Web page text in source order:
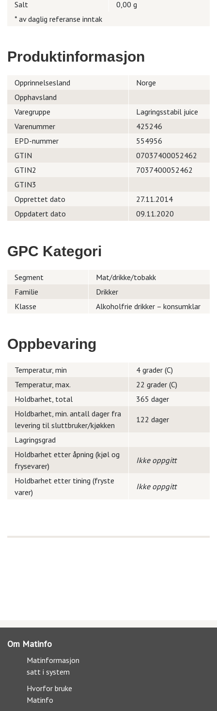
Salt
0,00 g
* av daglig referanse inntak
Produktinformasjon
Opprinnelsesland
Norge
Opphavsland
Varegruppe
Lagringsstabil juice
Varenummer
425246
EPD-nummer
554956
GTIN
07037400052462
GTIN2
7037400052462
GTIN3
Opprettet dato
27.11.2014
Oppdatert dato
09.11.2020
GPC Kategori
Segment
Mat/drikke/tobakk
Familie
Drikker
Klasse
Alkoholfrie drikker – konsumklar
Oppbevaring
Temperatur, min
4 grader (C)
Temperatur, max.
22 grader (C)
Holdbarhet, total
365 dager
Holdbarhet, min. antall dager fra
levering til sluttbruker/kjøkken
122 dager
Lagringsgrad
Holdbarhet etter åpning (kjøl og
frysevarer)
Ikke oppgitt
Holdbarhet etter tining (fryste
varer)
Ikke oppgitt
Om Matinfo
Matinformasjon
satt i system
Hvorfor bruke
Matinfo